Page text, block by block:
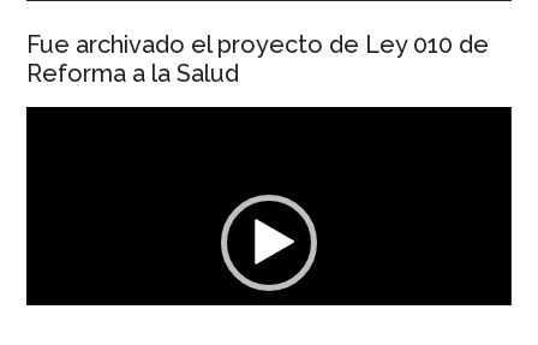
Fue archivado el proyecto de Ley 010 de
Reforma a la Salud